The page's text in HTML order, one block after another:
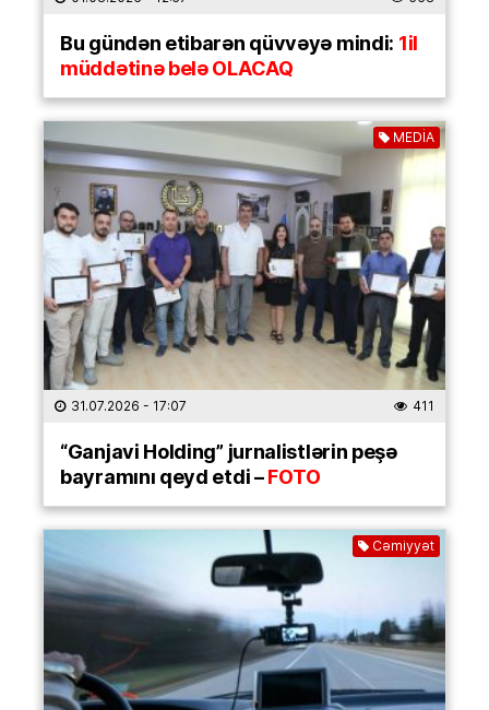
Bu gündən etibarən qüvvəyə mindi: 1il
müddətinə belə OLACAQ
MEDİA
31.07.2026 - 17:07 411
“Ganjavi Holding” jurnalistlərin peşə
bayramını qeyd etdi –FOTO
Cəmiyyət